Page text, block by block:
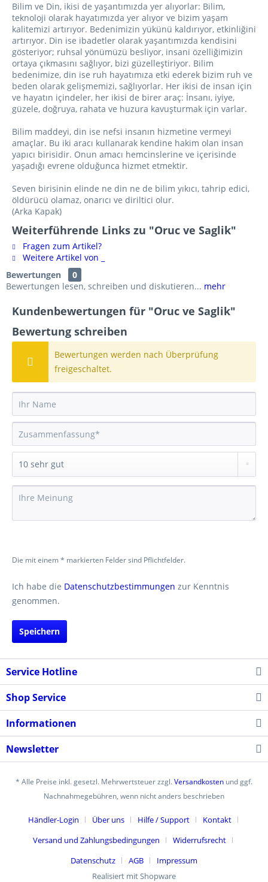
Bilim ve Din, ikisi de yaşantımızda yer alıyorlar: Bilim,
teknoloji olarak hayatımızda yer alıyor ve bizim yaşam
kalitemizi artırıyor. Bedenimizin yükünü kaldırıyor, etkinliğini
artırıyor. Din ise ibadetler olarak yaşantımızda kendisini
gösteriyor; ruhsal yönümüzü besliyor, insani özelliğimizin
ortaya çıkmasını sağlıyor, bizi güzelleştiriyor. Bilim
bedenimize, din ise ruh hayatımıza etki ederek bizim ruh ve
beden olarak gelişmemizi, sağlıyorlar. Her ikisi de insan için
ve hayatın içindeler, her ikisi de birer araç: İnsanı, iyiye,
güzele, doğruya, rahata ve huzura kavuşturmak için varlar.
Bilim maddeyi, din ise nefsi insanın hizmetine vermeyi
amaçlar. Bu iki aracı kullanarak kendine hakim olan insan
yapıcı birisidir. Onun amacı hemcinslerine ve içerisinde
yaşadığı evrene olduğunca hizmet etmektir.
Seven birisinin elinde ne din ne de bilim yıkıcı, tahrip edici,
öldürücü olamaz, onarıcı ve diriltici olur.
(Arka Kapak)
Weiterführende Links zu "Oruc ve Saglik"
Fragen zum Artikel?
Weitere Artikel von _
Bewertungen
0
Bewertungen lesen, schreiben und diskutieren... mehr
Kundenbewertungen für "Oruc ve Saglik"
Bewertung schreiben
Bewertungen werden nach Überprüfung
freigeschaltet.
Die mit einem * markierten Felder sind Pflichtfelder.
Ich habe die Datenschutzbestimmungen zur Kenntnis
genommen.
Speichern
Service Hotline
Shop Service
Informationen
Newsletter
* Alle Preise inkl. gesetzl. Mehrwertsteuer zzgl.Versandkosten und ggf.
Nachnahmegebühren, wenn nicht anders beschrieben
Händler-Login Über uns Hilfe / Support
Kontakt
Versand und Zahlungsbedingungen
Widerrufsrecht
Datenschutz
AGB
Impressum
Realisiert mit Shopware